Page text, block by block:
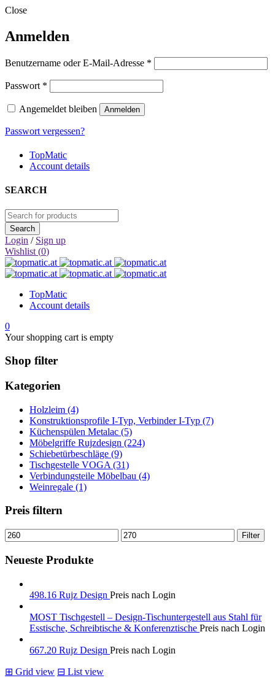
Close
Anmelden
Benutzername oder E-Mail-Adresse *
Passwort *
Angemeldet bleiben Anmelden
Passwort vergessen?
TopMatic
Account details
SEARCH
Login / Sign up
Wishlist (0)
TopMatic
Account details
0
Your shopping cart is empty
Shop filter
Kategorien
Holzleim (4)
Konstruktionsprofile I-Typ, Verbinder I-Typ (7)
Küchenspülen Metalac (5)
Möbelgriffe Rujzdesign (224)
Schiebetürbeschläge (9)
Tischgestelle VOGA (31)
Verbindungsteile Möbelbau (4)
Weinregale (1)
Preis filtern
Min.
Preis
Max.
Preis
Filter
Neueste Produkte
498.16 Rujz Design Preis nach Login
MOST Tischgestell – Design-Tischuntergestell aus Stahl für
Esstische, Schreibtische & Konferenztische Preis nach Login
667.20 Rujz Design Preis nach Login
⊞ Grid view ⊟ List view